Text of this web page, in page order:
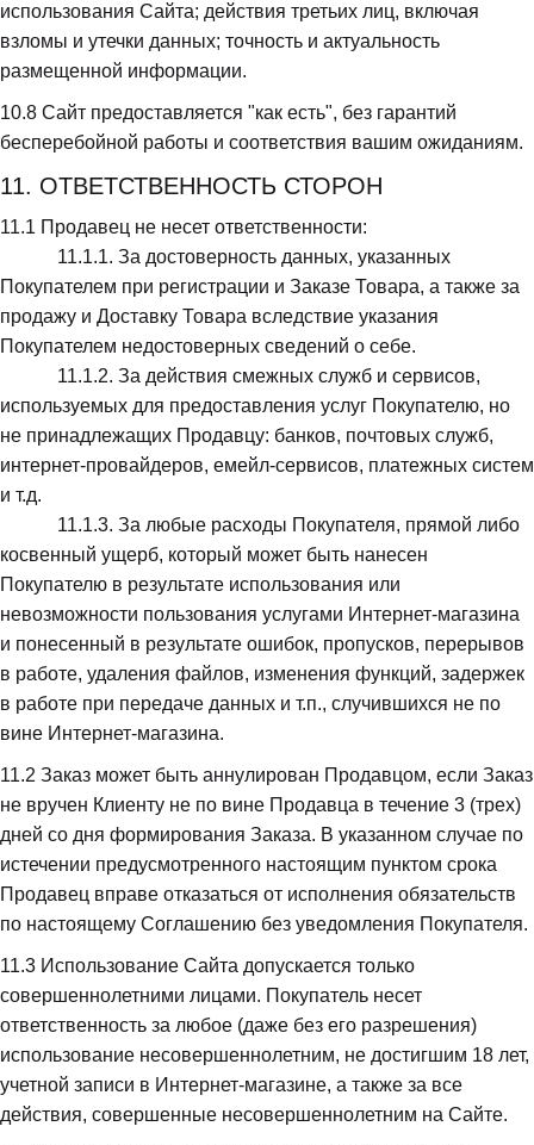
использования Сайта; действия третьих лиц, включая
взломы и утечки данных; точность и актуальность
размещенной информации.
10.8 Сайт предоставляется "как есть", без гарантий
бесперебойной работы и соответствия вашим ожиданиям.
11. ОТВЕТСТВЕННОСТЬ СТОРОН
11.1 Продавец не несет ответственности:
Покупателем при регистрации и Заказе Товара, а также за
продажу и Доставку Товара вследствие указания
Покупателем недостоверных сведений о себе.
используемых для предоставления услуг Покупателю, но
не принадлежащих Продавцу: банков, почтовых служб,
интернет-провайдеров, емейл-сервисов, платежных систем
и т.д.
косвенный ущерб, который может быть нанесен
Покупателю в результате использования или
невозможности пользования услугами Интернет-магазина
и понесенный в результате ошибок, пропусков, перерывов
в работе, удаления файлов, изменения функций, задержек
в работе при передаче данных и т.п., случившихся не по
вине Интернет-магазина.
11.2 Заказ может быть аннулирован Продавцом, если Заказ
не вручен Клиенту не по вине Продавца в течение 3 (трех)
дней со дня формирования Заказа. В указанном случае по
истечении предусмотренного настоящим пунктом срока
Продавец вправе отказаться от исполнения обязательств
по настоящему Соглашению без уведомления Покупателя.
11.3 Использование Сайта допускается только
совершеннолетними лицами. Покупатель несет
ответственность за любое (даже без его разрешения)
использование несовершеннолетним, не достигшим 18 лет,
учетной записи в Интернет-магазине, а также за все
действия, совершенные несовершеннолетним на Сайте.